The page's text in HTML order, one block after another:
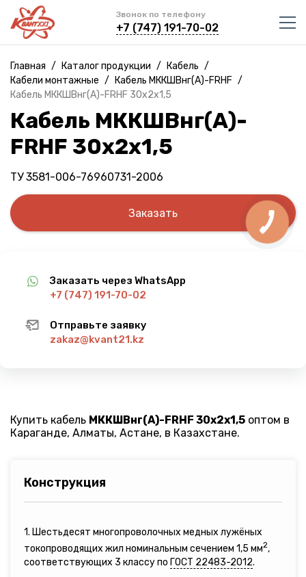
Звонок по телефону
+7 (747) 191-70-02
Главная / Каталог продукции / Кабель /
Кабели монтажные / Кабель МККШВнг(A)-FRHF /
Кабель МККШВнг(A)-FRHF 30х2х1,5
Кабель МККШВнг(A)-
FRHF 30х2х1,5
ТУ 3581-006-76960731-2006
Заказать
Заказать через WhatsApp
+7 (747) 191-70-02
Отправьте заявку
zakaz@kvant21.kz
Купить кабель МККШВнг(A)-FRHF 30х2х1,5 оптом в
Караганде, Алматы, Астане, в Казахстане.
Конструкция
1. Шестьдесят многопроволочных медных лужёных
токопроводящих жил номинальным сечением 1,5 мм2,
соответствующих 3 классу по ГОСТ 22483-2012.